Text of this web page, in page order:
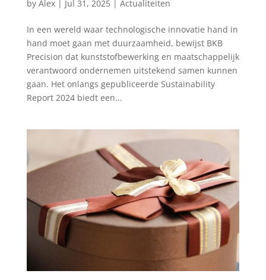
by Alex| Jul 31, 2025| Actualiteiten
In een wereld waar technologische innovatie hand in
hand moet gaan met duurzaamheid, bewijst BKB
Precision dat kunststofbewerking en maatschappelijk
verantwoord ondernemen uitstekend samen kunnen
gaan. Het onlangs gepubliceerde Sustainability
Report 2024 biedt een...